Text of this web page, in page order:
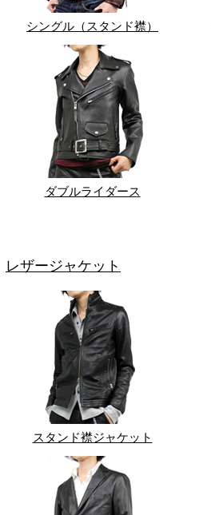
シングル（スタンド襟）
ダブルライダース
レザージャケット
スタンド襟ジャケット